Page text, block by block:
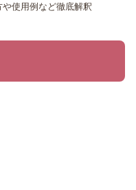
や使用例など徹底解釈